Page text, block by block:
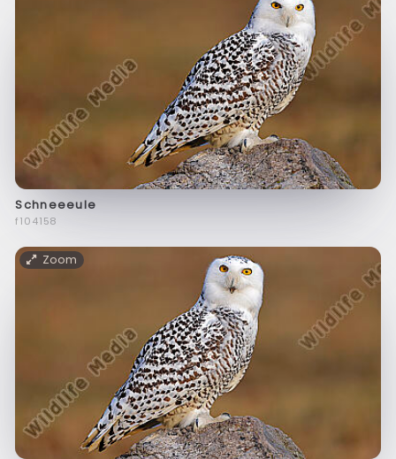
Schneeeule
f104158
Zoom